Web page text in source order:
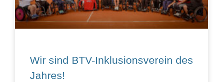
Wir sind BTV-Inklusionsverein des
Jahres!